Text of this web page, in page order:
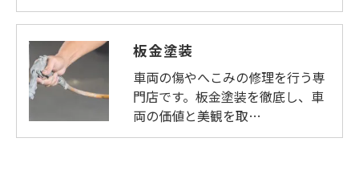
板金塗装
車両の傷やへこみの修理を行う専
門店です。板金塗装を徹底し、車
両の価値と美観を取…